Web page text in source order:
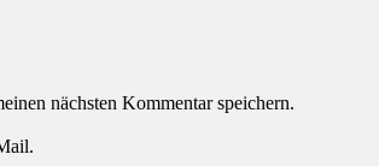
nächsten Kommentar speichern.